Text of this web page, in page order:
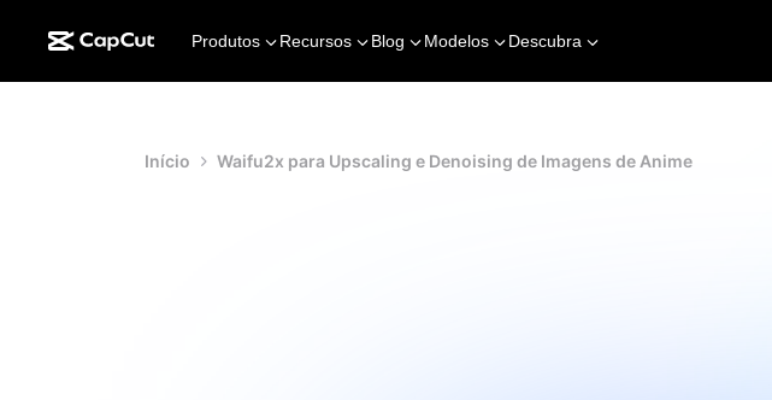
Produtos Recursos Blog Modelos Descubra
Início Waifu2x para Upscaling e Denoising de Imagens de Anime